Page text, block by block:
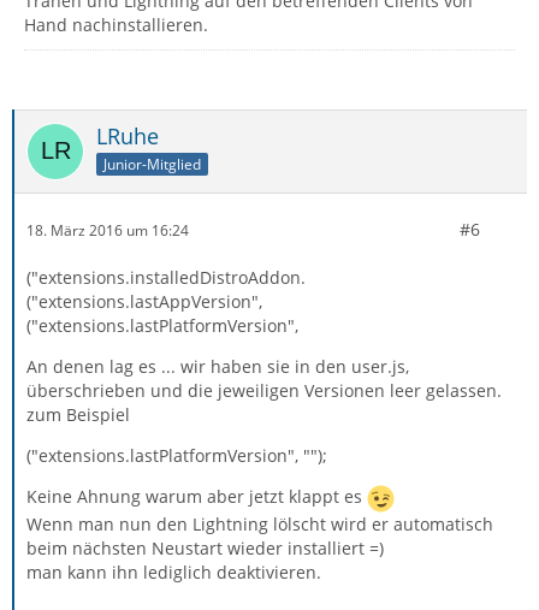
Hand nachinstallieren.
LRuhe
Junior-Mitglied
18. März 2016 um 16:24 #6
("extensions.installedDistroAddon.
("extensions.lastAppVersion",
("extensions.lastPlatformVersion",
An denen lag es ... wir haben sie in den user.js,
überschrieben und die jeweiligen Versionen leer gelassen.
zum Beispiel
("extensions.lastPlatformVersion", "");
Keine Ahnung warum aber jetzt klappt es
Wenn man nun den Lightning lölscht wird er automatisch
beim nächsten Neustart wieder installiert =)
man kann ihn lediglich deaktivieren.